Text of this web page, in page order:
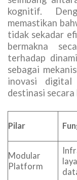
kognitif.
memastikan
tidak sekadar
bermakna
terhadap
sebagai
inovasi digital
destinasi
Pilar
Modular
Platform